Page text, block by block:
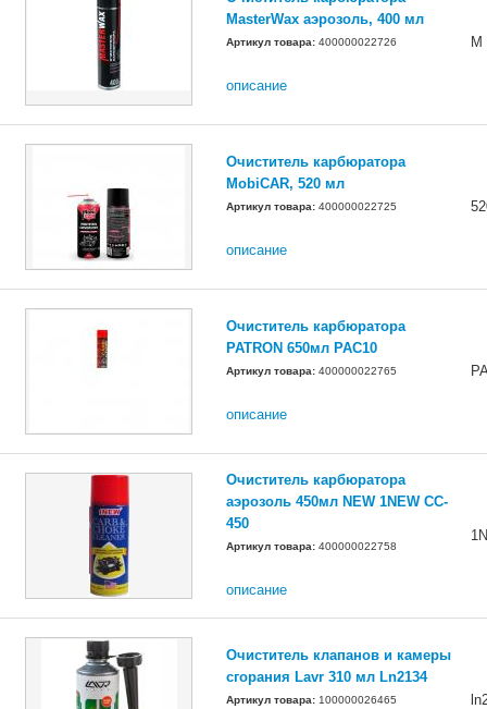
MasterWax аэрозоль, 400 мл
Артикул товара: 400000022726
описание
M
Очиститель карбюратора
MobiCAR, 520 мл
Артикул товара: 400000022725
описание
Очиститель карбюратора
PATRON 650мл PAC10
Артикул товара: 400000022765
описание
Очиститель карбюратора
аэрозоль 450мл NEW 1NEW CC-
450
Артикул товара: 400000022758
описание
Очиститель клапанов и камеры
сгорания Lavr 310 мл Ln2134
Артикул товара: 100000026465